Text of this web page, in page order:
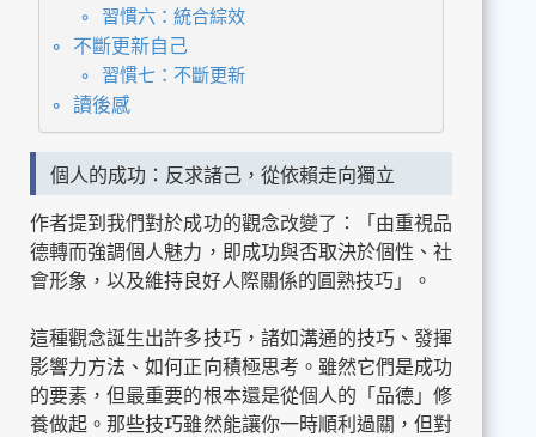
習慣六：統合綜效
不斷更新自己
習慣七：不斷更新
讀後感
個人的成功：反求諸己，從依賴走向獨立
作者提到我們對於成功的觀念改變了：「由重視品
德轉而強調個人魅力，即成功與否取決於個性、社
會形象，以及維持良好人際關係的圓熟技巧」。
這種觀念誕生出許多技巧，諸如溝通的技巧、發揮
影響力方法、如何正向積極思考。雖然它們是成功
的要素，但最重要的根本還是從個人的「品德」修
養做起。那些技巧雖然能讓你一時順利過關，但對